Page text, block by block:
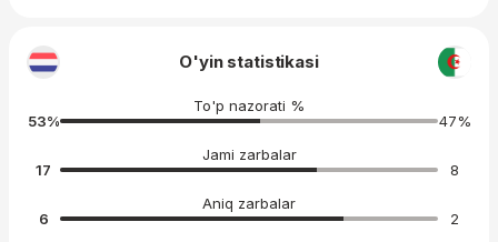
O'yin statistikasi
To'p nazorati %
53% 47%
Jami zarbalar
17
8
Aniq zarbalar
6
2